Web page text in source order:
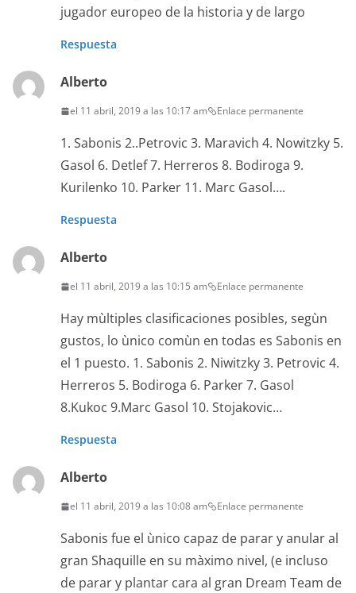
jugador europeo de la historia y de largo
Respuesta
Alberto
el 11 abril, 2019 a las 10:17 am Enlace permanente
1. Sabonis 2..Petrovic 3. Maravich 4. Nowitzky 5.
Gasol 6. Detlef 7. Herreros 8. Bodiroga 9.
Kurilenko 10. Parker 11. Marc Gasol….
Respuesta
Alberto
el 11 abril, 2019 a las 10:15 am Enlace permanente
Hay mùltiples clasificaciones posibles, segùn
gustos, lo ùnico comùn en todas es Sabonis en
el 1 puesto. 1. Sabonis 2. Niwitzky 3. Petrovic 4.
Herreros 5. Bodiroga 6. Parker 7. Gasol
8.Kukoc 9.Marc Gasol 10. Stojakovic…
Respuesta
Alberto
el 11 abril, 2019 a las 10:08 am Enlace permanente
Sabonis fue el ùnico capaz de parar y anular al
gran Shaquille en su màximo nivel, (e incluso
de parar y plantar cara al gran Dream Team de